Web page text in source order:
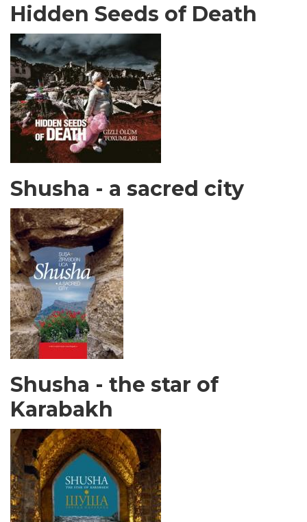
Hidden Seeds of Death
Shusha - a sacred city
Shusha - the star of
Karabakh